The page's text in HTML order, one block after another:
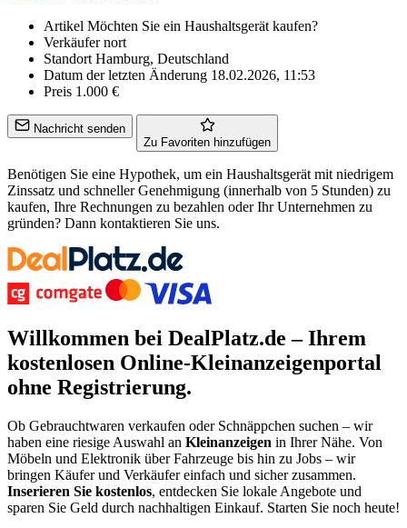
Artikel Möchten Sie ein Haushaltsgerät kaufen?
Verkäufer nort
Standort Hamburg, Deutschland
Datum der letzten Änderung 18.02.2026, 11:53
Preis 1.000 €
Nachricht senden
Zu Favoriten hinzufügen
Benötigen Sie eine Hypothek, um ein Haushaltsgerät mit niedrigem
Zinssatz und schneller Genehmigung (innerhalb von 5 Stunden) zu
kaufen, Ihre Rechnungen zu bezahlen oder Ihr Unternehmen zu
gründen? Dann kontaktieren Sie uns.
Willkommen bei DealPlatz.de – Ihrem
kostenlosen Online-Kleinanzeigenportal
ohne Registrierung.
Ob Gebrauchtwaren verkaufen oder Schnäppchen suchen – wir
haben eine riesige Auswahl an Kleinanzeigen in Ihrer Nähe. Von
Möbeln und Elektronik über Fahrzeuge bis hin zu Jobs – wir
bringen Käufer und Verkäufer einfach und sicher zusammen.
Inserieren Sie kostenlos, entdecken Sie lokale Angebote und
sparen Sie Geld durch nachhaltigen Einkauf. Starten Sie noch heute!